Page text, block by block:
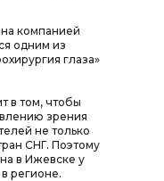
компанией
одним из
глаза»
в том, чтобы
зрения
не только
СНГ. Поэтому
в Ижевске у
регионе.